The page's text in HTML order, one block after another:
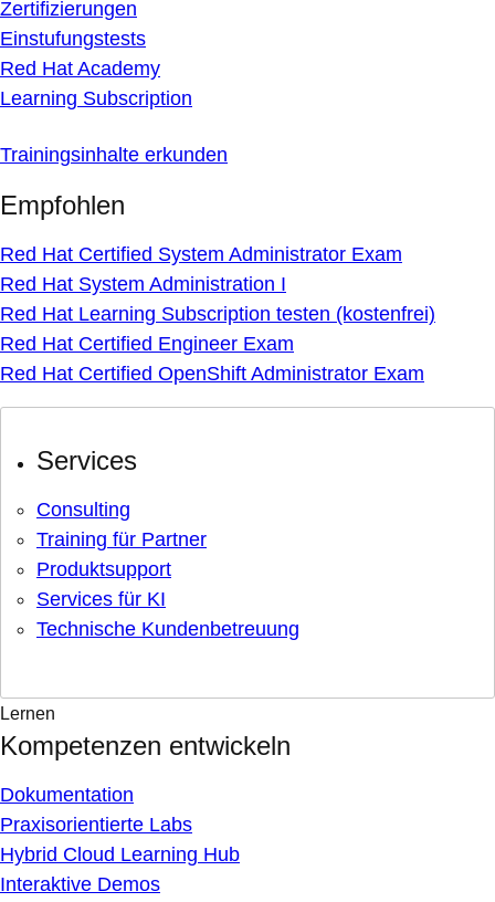
Zertifizierungen
Einstufungstests
Red Hat Academy
Learning Subscription
Trainingsinhalte erkunden
Empfohlen
Red Hat Certified System Administrator Exam
Red Hat System Administration I
Red Hat Learning Subscription testen (kostenfrei)
Red Hat Certified Engineer Exam
Red Hat Certified OpenShift Administrator Exam
Services
Consulting
Training für Partner
Produktsupport
Services für KI
Technische Kundenbetreuung
Lernen
Kompetenzen entwickeln
Dokumentation
Praxisorientierte Labs
Hybrid Cloud Learning Hub
Interaktive Demos